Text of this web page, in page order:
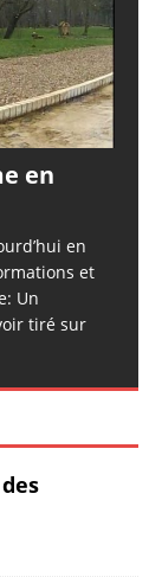
en
en
et
Un
tiré sur